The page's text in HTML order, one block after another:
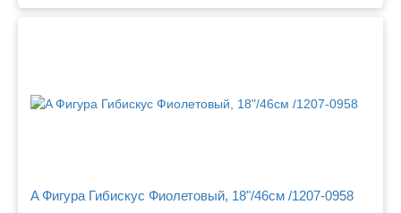
A Фигура Гибискус Фиолетовый, 18"/46см /1207-0958